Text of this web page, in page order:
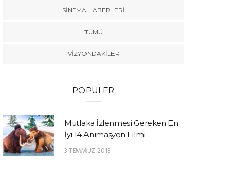
SINEMA HABERLERI
TÜMÜ
VIZYONDAKILER
POPÜLER
Mutlaka İzlenmesi Gereken En
İyi 14 Animasyon Filmi
3 TEMMUZ 2018